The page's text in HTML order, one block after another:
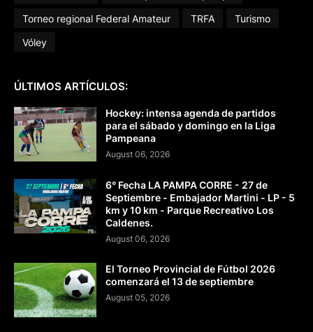
Torneo regional Federal Amateur
TRFA
Turismo
Vóley
ÚLTIMOS ARTÍCULOS:
Hockey: intensa agenda de partidos
para el sábado y domingo en la Liga
Pampeana
August 06, 2026
6° Fecha LA PAMPA CORRE - 27 de
Septiembre - Embajador Martini - LP - 5
km y 10 km - Parque Recreativo Los
Caldenes.
August 06, 2026
El Torneo Provincial de Fútbol 2026
comenzará el 13 de septiembre
August 05, 2026